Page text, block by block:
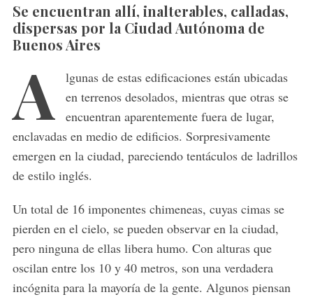
Se encuentran allí, inalterables, calladas,
dispersas por la Ciudad Autónoma de
Buenos Aires
A
lgunas de estas edificaciones están ubicadas
en terrenos desolados, mientras que otras se
encuentran aparentemente fuera de lugar,
enclavadas en medio de edificios. Sorpresivamente
emergen en la ciudad, pareciendo tentáculos de ladrillos
de estilo inglés.
Un total de 16 imponentes chimeneas, cuyas cimas se
pierden en el cielo, se pueden observar en la ciudad,
pero ninguna de ellas libera humo. Con alturas que
oscilan entre los 10 y 40 metros, son una verdadera
incógnita para la mayoría de la gente. Algunos piensan